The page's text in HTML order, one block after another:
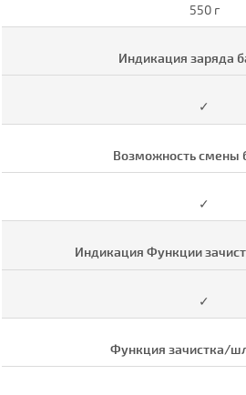
550 г
Индикация заряда
✓
Возможность смены
✓
Индикация Функции
✓
Функция зачистка/